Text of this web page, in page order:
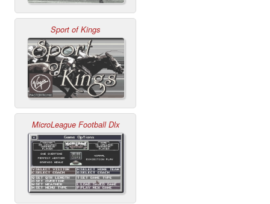
Sport of Kings
MicroLeague Football Dlx